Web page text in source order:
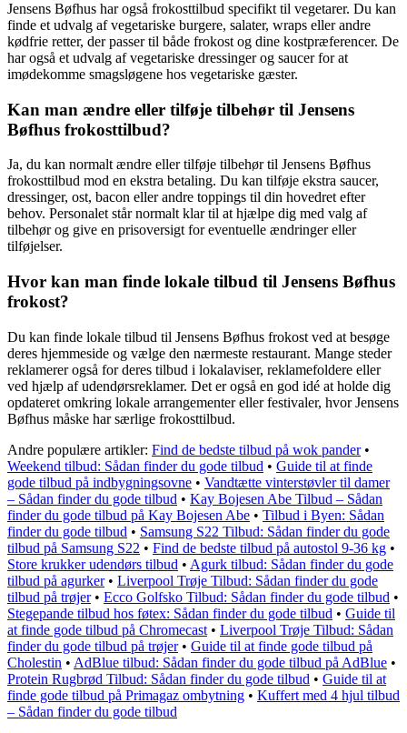
Jensens Bøfhus har også frokosttilbud specifikt til vegetarer. Du kan
finde et udvalg af vegetariske burgere, salater, wraps eller andre
kødfrie retter, der passer til både frokost og dine kostpræferencer. De
har også et udvalg af vegetariske dressinger og saucer for at
imødekomme smagsløgene hos vegetariske gæster.
Kan man ændre eller tilføje tilbehør til Jensens
Bøfhus frokosttilbud?
Ja, du kan normalt ændre eller tilføje tilbehør til Jensens Bøfhus
frokosttilbud mod en ekstra betaling. Du kan tilføje ekstra saucer,
dressinger, ost, bacon eller andre toppings til din hovedret efter
behov. Personalet står normalt klar til at hjælpe dig med valg af
tilbehør og give en prisoversigt for eventuelle ændringer eller
tilføjelser.
Hvor kan man finde lokale tilbud til Jensens Bøfhus
frokost?
Du kan finde lokale tilbud til Jensens Bøfhus frokost ved at besøge
deres hjemmeside og vælge den nærmeste restaurant. Mange steder
reklamerer også for deres tilbud i lokalaviser, reklamefoldere eller
ved hjælp af udendørsreklamer. Det er også en god idé at holde dig
opdateret omkring lokale arrangementer eller festivaler, hvor Jensens
Bøfhus måske har særlige frokosttilbud.
Andre populære artikler: Find de bedste tilbud på wok pander•
Weekend tilbud: Sådan finder du gode tilbud • Guide til at finde
gode tilbud på indbygningsovne • Vandtætte vinterstøvler til damer
– Sådan finder du gode tilbud • Kay Bojesen Abe Tilbud – Sådan
finder du gode tilbud på Kay Bojesen Abe • Tilbud i Byen: Sådan
finder du gode tilbud • Samsung S22 Tilbud: Sådan finder du gode
tilbud på Samsung S22 • Find de bedste tilbud på autostol 9-36 kg •
Store krukker udendørs tilbud • Agurk tilbud: Sådan finder du gode
tilbud på agurker• Liverpool Trøje Tilbud: Sådan finder du gode
tilbud på trøjer• Ecco Golfsko Tilbud: Sådan finder du gode tilbud •
Stegepande tilbud hos føtex: Sådan finder du gode tilbud • Guide til
at finde gode tilbud på Chromecast • Liverpool Trøje Tilbud: Sådan
finder du gode tilbud på trøjer• Guide til at finde gode tilbud på
Cholestin • AdBlue tilbud: Sådan finder du gode tilbud på AdBlue •
Protein Rugbrød Tilbud: Sådan finder du gode tilbud • Guide til at
finde gode tilbud på Primagaz ombytning • Kuffert med 4 hjul tilbud
– Sådan finder du gode tilbud